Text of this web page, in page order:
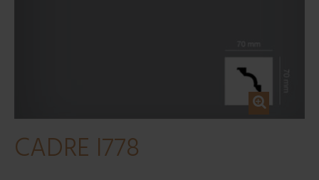
CADRE I778